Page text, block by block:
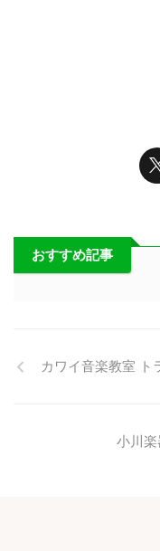
おすすめ記事
カワイ音楽教室 ト
小川